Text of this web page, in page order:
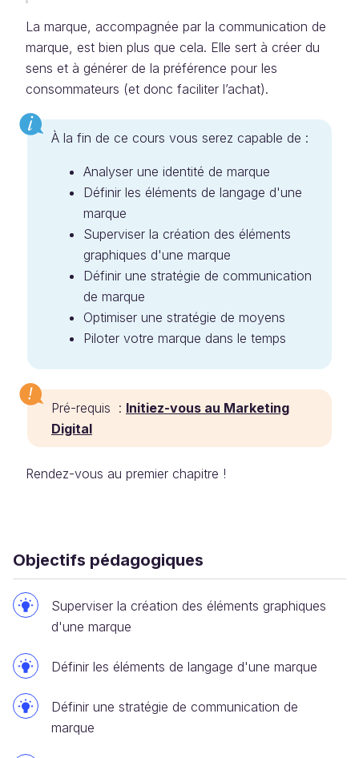
La marque, accompagnée par la communication de
marque, est bien plus que cela. Elle sert à créer du
sens et à générer de la préférence pour les
consommateurs (et donc faciliter l’achat).
À la fin de ce cours vous serez capable de :
Analyser une identité de marque
Définir les éléments de langage d'une
marque
Superviser la création des éléments
graphiques d'une marque
Définir une stratégie de communication
de marque
Optimiser une stratégie de moyens
Piloter votre marque dans le temps
Pré-requis : Initiez-vous au Marketing
Digital
Rendez-vous au premier chapitre !
Objectifs pédagogiques
Superviser la création des éléments graphiques
d'une marque
Définir les éléments de langage d'une marque
Définir une stratégie de communication de
marque